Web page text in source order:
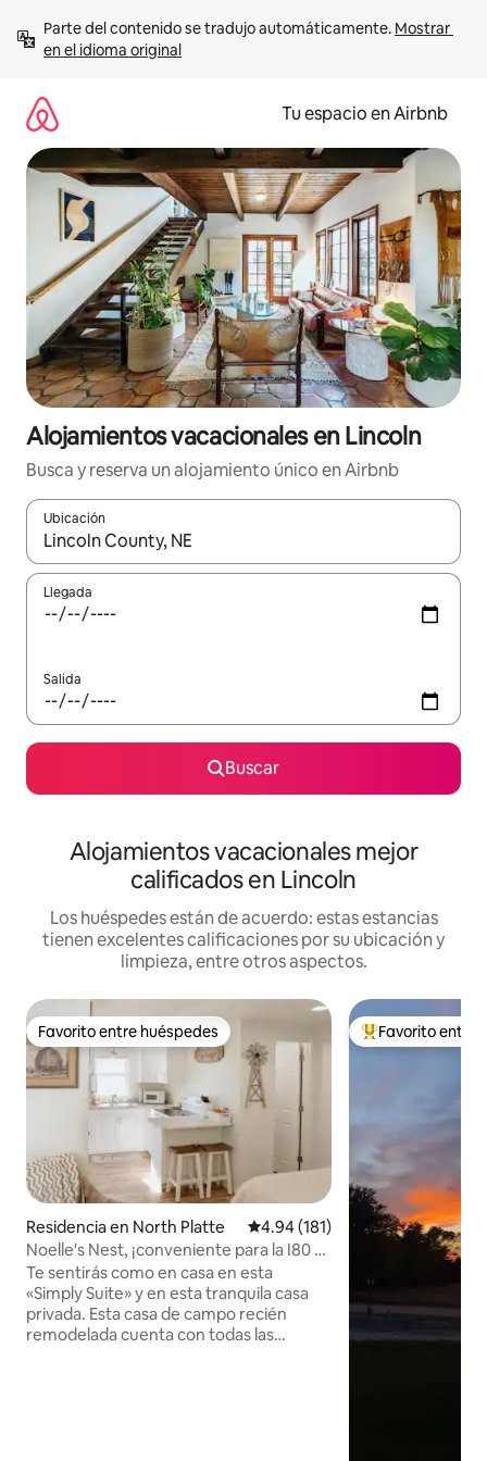
contenido
Parte del contenido se tradujo automáticamente. Mostrar
en el idioma original
Tu espacio en Airbnb
Alojamientos vacacionales en Lincoln
Busca y reserva un alojamiento único en Airbnb
Ubicación
Cuando los resultados estén disponibles, podrás navegar
Llegada
Salida
Buscar
Alojamientos vacacionales mejor
calificados en Lincoln
Los huéspedes están de acuerdo: estas estancias
tienen excelentes calificaciones por su ubicación y
limpieza, entre otros aspectos.
Favorito entre huéspedes
Favorito entre huéspedes
Residencia en North Platte Calificación promedio: 4.94 de
4.94 (181)
Noelle's Nest, ¡conveniente para la I80 y
restaurantes!
Te sentirás como en casa en esta
«Simply Suite» y en esta tranquila casa
privada. Esta casa de campo recién
remodelada cuenta con todas las
De los mejores
Favorito entre